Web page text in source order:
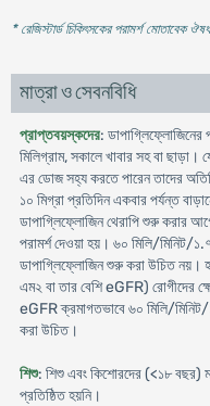
* রেজিস্টার্ড চিকিৎসকের পরামর্শ মোতাবেক
মাত্রা ও সেবনবিধি
প্রাপ্তবয়স্কদের: ডাপাগ্লিফ্লোজিনের
মিলিগ্রাম, সকালে খাবার সহ বা
এর ডোজ সহ্য করতে পারেন তাদের
১০ মিগ্রা প্রতিদিন একবার পর্যন্ত
ডাপাগ্লিফ্লোজিন থেরাপি শুরু করার
পরামর্শ দেওয়া হয়। ৬০ মিলি/
ডাপাগ্লিফ্লোজিন শুরু করা উচিত নয়।
এম২ বা তার বেশি eGFR) রোগীদের
eGFR ক্রমাগতভাবে ৬০ মিলি/
করা উচিত।
শিশু: শিশু এবং কিশোরদের (<১৮ বছর)
প্রতিষ্ঠিত হয়নি।